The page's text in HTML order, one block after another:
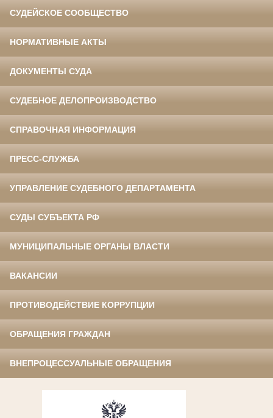
СУДЕЙСКОЕ СООБЩЕСТВО
НОРМАТИВНЫЕ АКТЫ
ДОКУМЕНТЫ СУДА
СУДЕБНОЕ ДЕЛОПРОИЗВОДСТВО
СПРАВОЧНАЯ ИНФОРМАЦИЯ
ПРЕСС-СЛУЖБА
УПРАВЛЕНИЕ СУДЕБНОГО ДЕПАРТАМЕНТА
СУДЫ СУБЪЕКТА РФ
МУНИЦИПАЛЬНЫЕ ОРГАНЫ ВЛАСТИ
ВАКАНСИИ
ПРОТИВОДЕЙСТВИЕ КОРРУПЦИИ
ОБРАЩЕНИЯ ГРАЖДАН
ВНЕПРОЦЕССУАЛЬНЫЕ ОБРАЩЕНИЯ